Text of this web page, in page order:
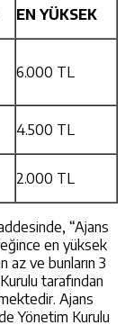
EN YÜKSEK
6.000 TL
4.500 TL
2.000 TL
“Ajans
en yüksek
az ve bunların 3
tarafından
Ajans
Yönetim Kurulu